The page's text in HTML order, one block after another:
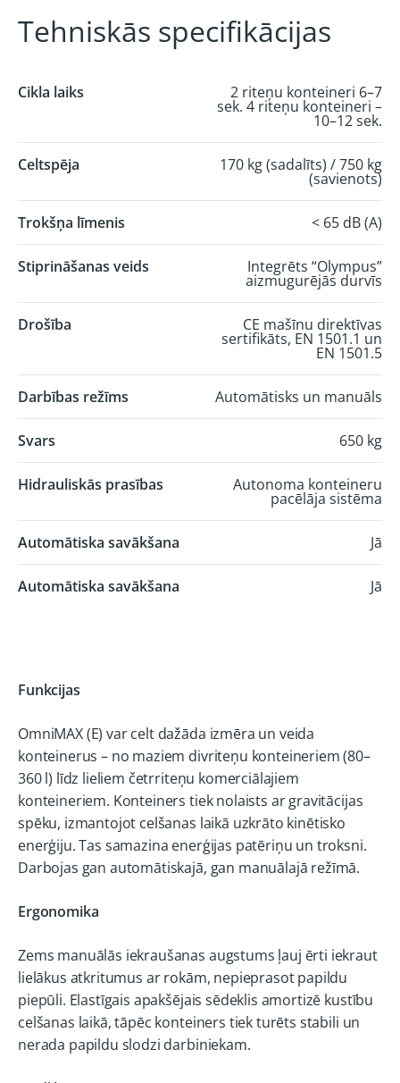
Tehniskās specifikācijas
Cikla laiks 2 riteņu konteineri 6–7
sek. 4 riteņu konteineri –
10–12 sek.
Celtspēja 170 kg (sadalīts) / 750 kg
(savienots)
Trokšņa līmenis < 65 dB (A)
Stiprināšanas veids Integrēts “Olympus”
aizmugurējās durvīs
Drošība CE mašīnu direktīvas
sertifikāts, EN 1501.1 un
EN 1501.5
Darbības režīms Automātisks un manuāls
Svars 650 kg
Hidrauliskās prasības Autonoma konteineru
pacēlāja sistēma
Automātiska savākšana Jā
Automātiska savākšana Jā
Funkcijas
OmniMAX (E) var celt dažāda izmēra un veida
konteinerus – no maziem divriteņu konteineriem (80–
360 l) līdz lieliem četrriteņu komerciālajiem
konteineriem. Konteiners tiek nolaists ar gravitācijas
spēku, izmantojot celšanas laikā uzkrāto kinētisko
enerģiju. Tas samazina enerģijas patēriņu un troksni.
Darbojas gan automātiskajā, gan manuālajā režīmā.
Ergonomika
Zems manuālās iekraušanas augstums ļauj ērti iekraut
lielākus atkritumus ar rokām, nepieprasot papildu
piepūli. Elastīgais apakšējais sēdeklis amortizē kustību
celšanas laikā, tāpēc konteiners tiek turēts stabili un
nerada papildu slodzi darbiniekam.